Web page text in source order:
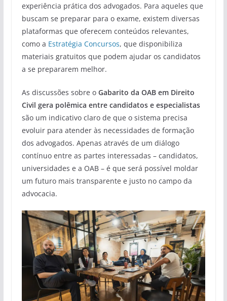
experiência prática dos advogados. Para aqueles que
buscam se preparar para o exame, existem diversas
plataformas que oferecem conteúdos relevantes,
como a Estratégia Concursos, que disponibiliza
materiais gratuitos que podem ajudar os candidatos
a se prepararem melhor.
As discussões sobre o Gabarito da OAB em Direito
Civil gera polêmica entre candidatos e especialistas
são um indicativo claro de que o sistema precisa
evoluir para atender às necessidades de formação
dos advogados. Apenas através de um diálogo
contínuo entre as partes interessadas – candidatos,
universidades e a OAB – é que será possível moldar
um futuro mais transparente e justo no campo da
advocacia.